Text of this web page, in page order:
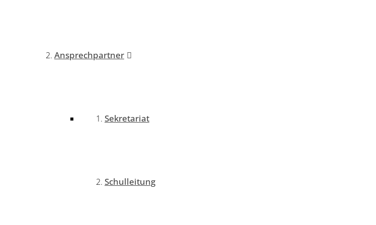
Ansprechpartner
Sekretariat
Schulleitung